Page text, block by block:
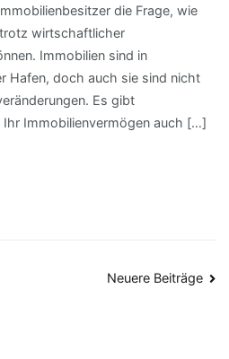
die Frage, wie
wirtschaftlicher
Immobilien sind in
Hafen, doch auch sie sind nicht
Es gibt
Immobilienvermögen auch […]
Neuere Beiträge